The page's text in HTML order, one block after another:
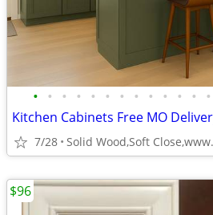
• • • • • • • • • • • • •
Kitchen Cabinets Free MO
7/28 Solid Wood,Soft
$96